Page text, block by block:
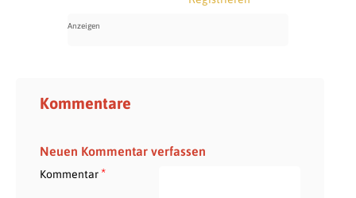
Kommentare
Neuen Kommentar verfassen
Kommentar*